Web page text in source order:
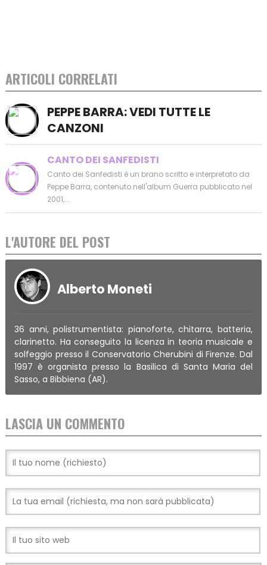
ARTICOLI CORRELATI
PEPPE BARRA: VEDI TUTTE LE
CANZONI
CANTO DEI SANFEDISTI
Canto dei Sanfedisti è un brano scritto e interpretato da
Peppe Barra, contenuto nell'album Guerra pubblicato nel
2001,...
L'AUTORE DEL POST
Alberto Moneti
36 anni, polistrumentista: pianoforte, chitarra, batteria,
clarinetto. Ha conseguito la licenza in teoria musicale e
solfeggio presso il Conservatorio Cherubini di Firenze. Dal
1997 è organista presso la Basilica di Santa Maria del
Sasso, a Bibbiena (AR).
LASCIA UN COMMENTO